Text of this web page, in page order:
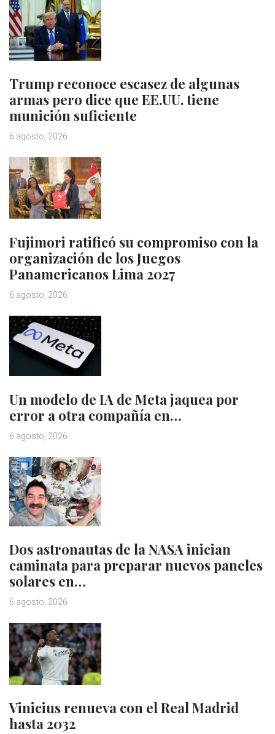
Trump reconoce escasez de algunas
armas pero dice que EE.UU. tiene
munición suficiente
6 agosto, 2026
Fujimori ratificó su compromiso con la
organización de los Juegos
Panamericanos Lima 2027
6 agosto, 2026
Un modelo de IA de Meta jaquea por
error a otra compañía en…
6 agosto, 2026
Dos astronautas de la NASA inician
caminata para preparar nuevos paneles
solares en…
6 agosto, 2026
Vinicius renueva con el Real Madrid
hasta 2032